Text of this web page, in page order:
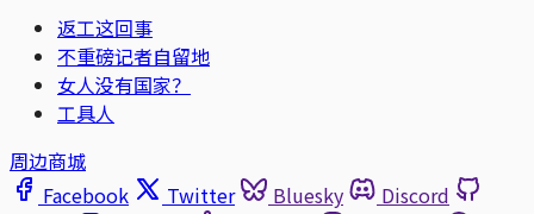
返工这回事
不重磅记者自留地
女人没有国家？
工具人
周边商城
Facebook
Twitter Bluesky
Discord